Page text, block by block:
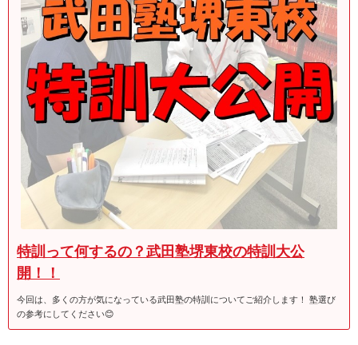
特訓って何するの？武田塾堺東校の特訓大公
開！！
今回は、多くの方が気になっている武田塾の特訓についてご紹介します！ 塾選び
の参考にしてください😊